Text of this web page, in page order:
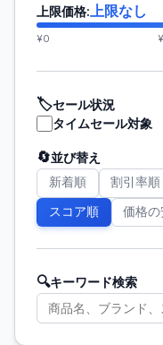
上限価格: 上限なし
¥0
🏷️セール状況
タイムセール対象
🔄並び替え
新着順 割引率順
スコア順 価格の
🔍キーワード検索